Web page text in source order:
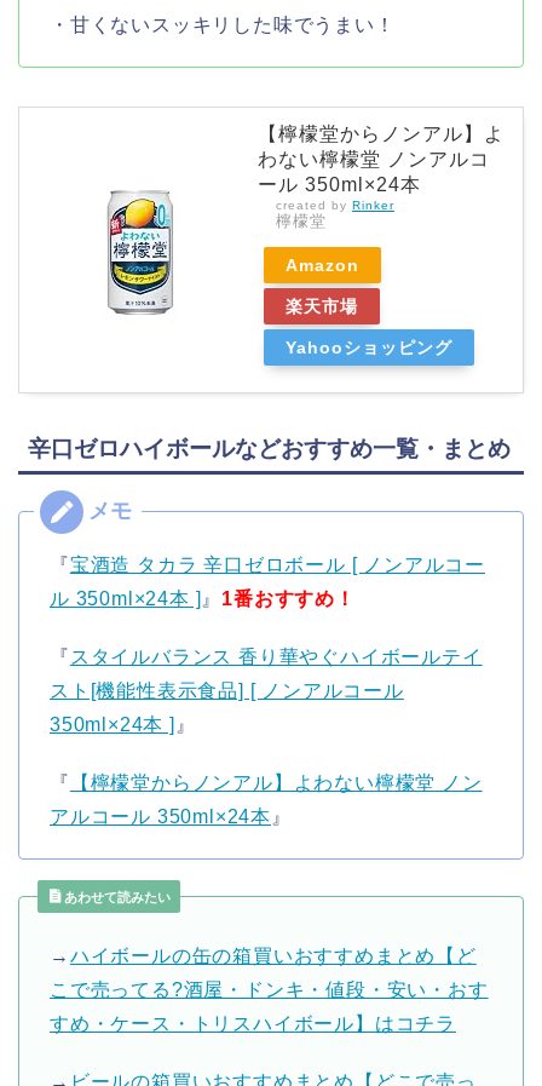
・甘くないスッキリした味でうまい！
【檸檬堂からノンアル】よ
わない檸檬堂 ノンアルコ
ール 350ml×24本
created by Rinker
檸檬堂
Amazon
楽天市場
Yahooショッピング
辛口ゼロハイボールなどおすすめ一覧・まとめ
『宝酒造 タカラ 辛口ゼロボール [ ノンアルコー
ル 350ml×24本 ] 』 1番おすすめ！
『 スタイルバランス 香り華やぐハイボールテイ
スト[機能性表示食品] [ ノンアルコール
350ml×24本 ] 』
『
【檸檬堂からノンアル】よわない檸檬堂 ノン
アルコール 350ml×24本 』
あわせて読みたい
→ ハイボールの缶の箱買いおすすめまとめ【ど
こで売ってる?酒屋・ドンキ・値段・安い・おす
すめ・ケース・トリスハイボール】はコチラ